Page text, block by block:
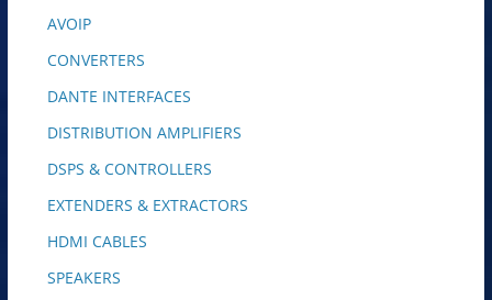
AVOIP
CONVERTERS
DANTE INTERFACES
DISTRIBUTION AMPLIFIERS
DSPS & CONTROLLERS
EXTENDERS & EXTRACTORS
HDMI CABLES
SPEAKERS